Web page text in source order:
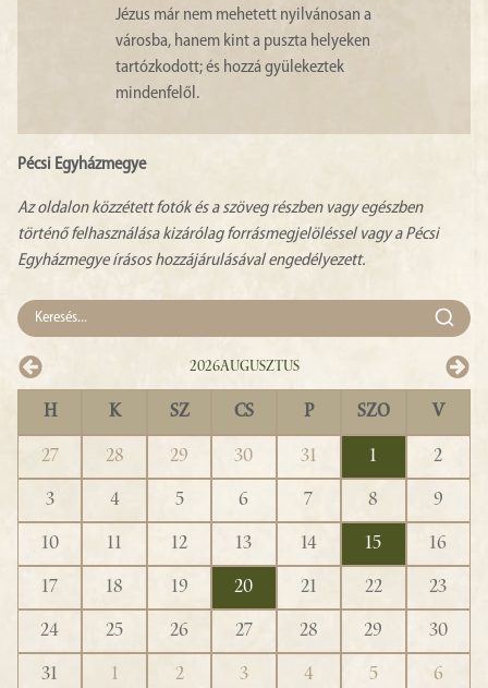
Jézus már nem mehetett nyilvánosan a
városba, hanem kint a puszta helyeken
tartózkodott; és hozzá gyülekeztek
mindenfelől.
Pécsi Egyházmegye
Az oldalon közzétett fotók és a szöveg részben vagy egészben
történő felhasználása kizárólag forrásmegjelöléssel vagy a Pécsi
Egyházmegye írásos hozzájárulásával engedélyezett.
2026Augusztus
H K SZ CS P SZO V
27 28 29 30 31 1
2
3
4 5 6 7 8
9
10
11 12 13 14 15
16
17
18 19 20 21 22
23
24
25 26 27 28 29
30
31
1 2 3 4 5 6